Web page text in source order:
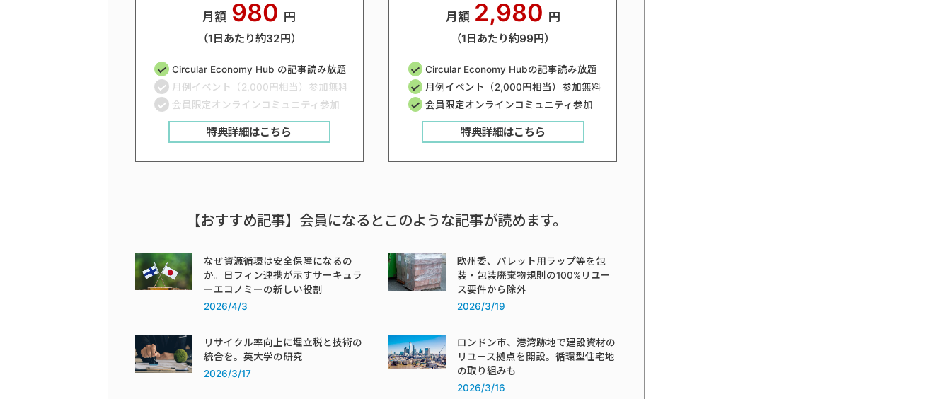
月額 980 円
（1日あたり約32円）
Circular Economy Hub の記事読み放題
月例イベント（2,000円相当）参加無料
会員限定オンラインコミュニティ参加
特典詳細はこちら
月額 2,980 円
（1日あたり約99円）
Circular Economy Hubの記事読み放題
月例イベント（2,000円相当）参加無料
会員限定オンラインコミュニティ参加
特典詳細はこちら
【おすすめ記事】会員になるとこのような記事が読めます。
なぜ資源循環は安全保障になるの
か。日フィン連携が示すサーキュラ
ーエコノミーの新しい役割
2026/4/3
欧州委、パレット用ラップ等を包
装・包装廃棄物規則の100%リユー
ス要件から除外
2026/3/19
リサイクル率向上に埋立税と技術の
統合を。英大学の研究
2026/3/17
ロンドン市、港湾跡地で建設資材の
リユース拠点を開設。循環型住宅地
の取り組みも
2026/3/16